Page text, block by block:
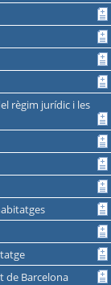
de Barcelona